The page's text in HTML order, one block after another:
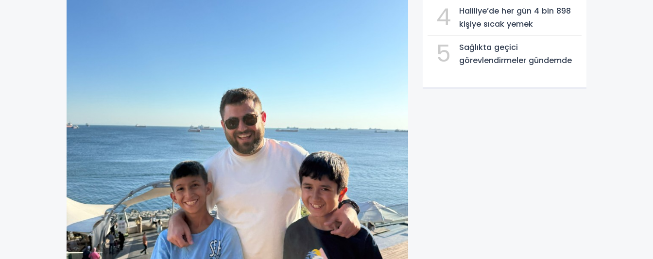
4
Haliliye’de her gün 4 bin 898
kişiye sıcak yemek
5
Sağlıkta geçici
görevlendirmeler gündemde